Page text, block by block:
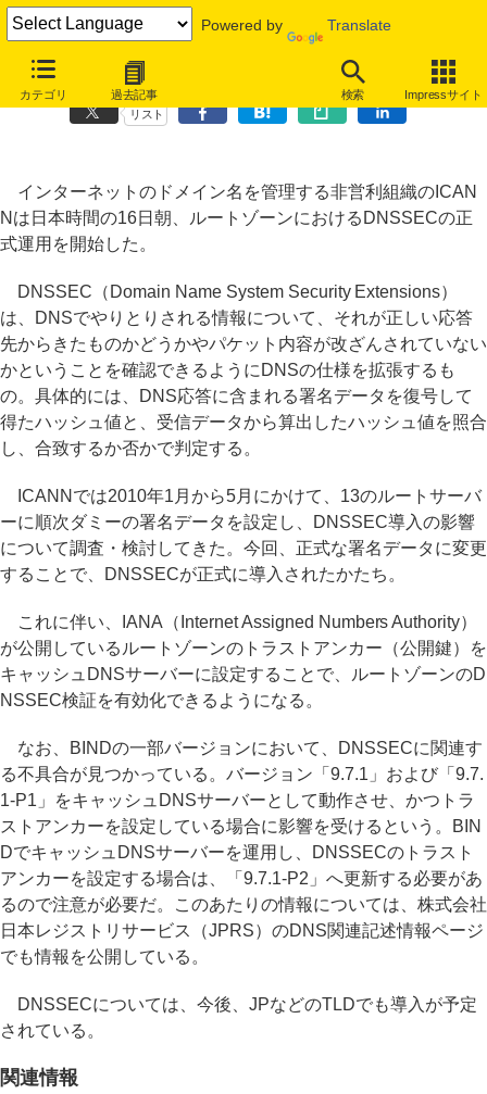
Powered by Translate
カテゴリ 過去記事 検索 Impressサイト
ICANN、ルートゾーンにおけるDNSSECの正式運用を開始
リスト
インターネットのドメイン名を管理する非営利組織のICAN
Nは日本時間の16日朝、ルートゾーンにおけるDNSSECの正
式運用を開始した。
DNSSEC（Domain Name System Security Extensions）
は、DNSでやりとりされる情報について、それが正しい応答
先からきたものかどうかやパケット内容が改ざんされていない
かということを確認できるようにDNSの仕様を拡張するも
の。具体的には、DNS応答に含まれる署名データを復号して
得たハッシュ値と、受信データから算出したハッシュ値を照合
し、合致するか否かで判定する。
ICANNでは2010年1月から5月にかけて、13のルートサーバ
ーに順次ダミーの署名データを設定し、DNSSEC導入の影響
について調査・検討してきた。今回、正式な署名データに変更
することで、DNSSECが正式に導入されたかたち。
これに伴い、IANA（Internet Assigned Numbers Authority）
が公開しているルートゾーンのトラストアンカー（公開鍵）を
キャッシュDNSサーバーに設定することで、ルートゾーンのD
NSSEC検証を有効化できるようになる。
なお、BINDの一部バージョンにおいて、DNSSECに関連す
る不具合が見つかっている。バージョン「9.7.1」および「9.7.
1-P1」をキャッシュDNSサーバーとして動作させ、かつトラ
ストアンカーを設定している場合に影響を受けるという。BIN
DでキャッシュDNSサーバーを運用し、DNSSECのトラスト
アンカーを設定する場合は、「9.7.1-P2」へ更新する必要があ
るので注意が必要だ。このあたりの情報については、株式会社
日本レジストリサービス（JPRS）のDNS関連記述情報ページ
でも情報を公開している。
DNSSECについては、今後、JPなどのTLDでも導入が予定
されている。
関連情報